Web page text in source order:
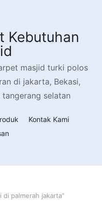
Kebutuhan
masjid turki polos
di jakarta, Bekasi,
selatan
Kontak Kami
palmerah jakarta”